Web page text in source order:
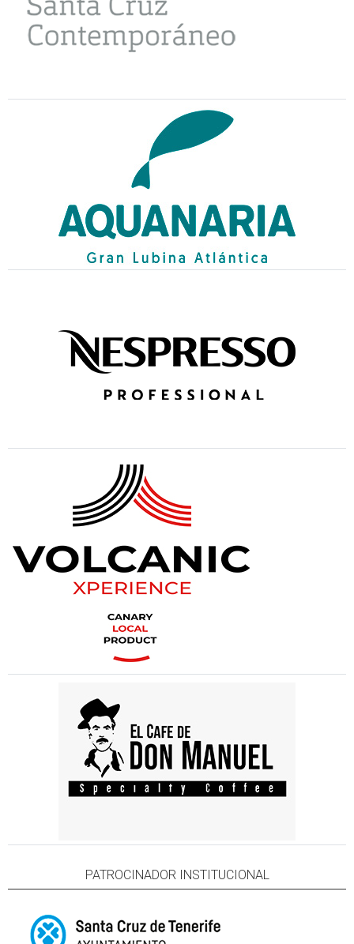
PATROCINADOR INSTITUCIONAL